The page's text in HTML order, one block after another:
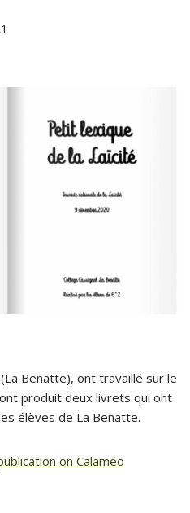
Benatte), ont travaillé sur le
produit deux livrets qui ont
élèves de La Benatte.
on Calaméo